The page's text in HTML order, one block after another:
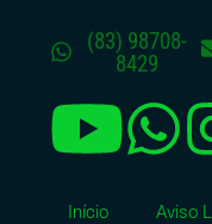
(83) 98708-
8429
Início Aviso